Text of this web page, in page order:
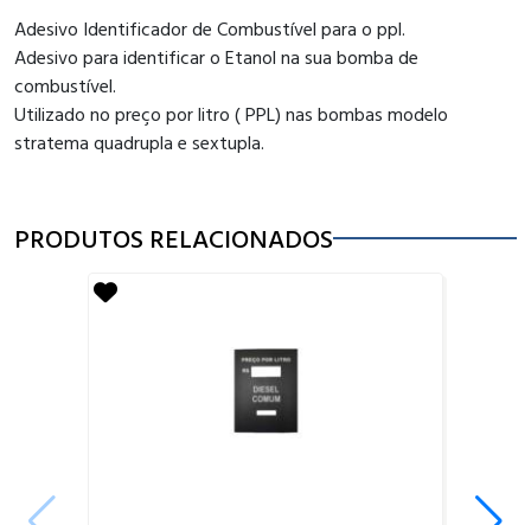
Adesivo Identificador de Combustível para o ppl.
Adesivo para identificar o Etanol na sua bomba de
combustível.
Utilizado no preço por litro ( PPL) nas bombas modelo
stratema quadrupla e sextupla.
PRODUTOS RELACIONADOS